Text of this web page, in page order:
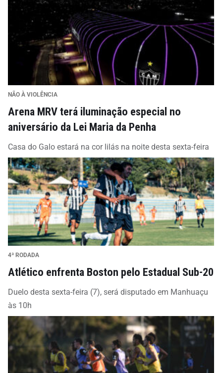
NÃO À VIOLÊNCIA
Arena MRV terá iluminação especial no
aniversário da Lei Maria da Penha
Casa do Galo estará na cor lilás na noite desta sexta-feira
4ª RODADA
Atlético enfrenta Boston pelo Estadual Sub-20
Duelo desta sexta-feira (7), será disputado em Manhuaçu
às 10h